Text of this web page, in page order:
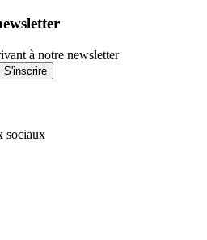
à notre newsletter
S'inscrire
sociaux